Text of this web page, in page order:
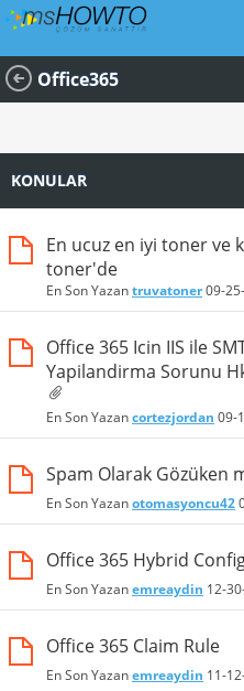
Office365
KONULAR
En ucuz en iyi toner ve
toner'de
En Son Yazantruvatoner09-
Office 365 Icin IIS ile
Yapilandirma Sorunu
En Son Yazancortezjordan 09-
Spam Olarak Gözüken
En Son Yazanotomasyoncu42
Office 365 Hybrid
En Son Yazanemreaydin 12-
Office 365 Claim Rule
En Son Yazanemreaydin 11-